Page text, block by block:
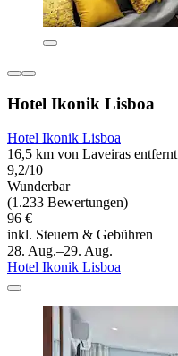
Hotel Ikonik Lisboa
Hotel Ikonik Lisboa
16,5 km von Laveiras entfernt
9,2/10
Wunderbar
(1.233 Bewertungen)
96 €
inkl. Steuern & Gebühren
28. Aug.–29. Aug.
Hotel Ikonik Lisboa